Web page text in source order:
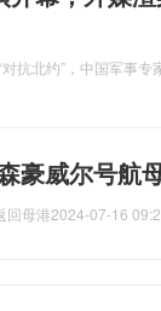
抗北约”，中国军事专
豪威尔号航
回母港2024-07-16